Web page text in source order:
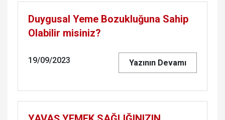
Duygusal Yeme Bozukluğuna Sahip
Olabilir misiniz?
19/09/2023 Yazının Devamı